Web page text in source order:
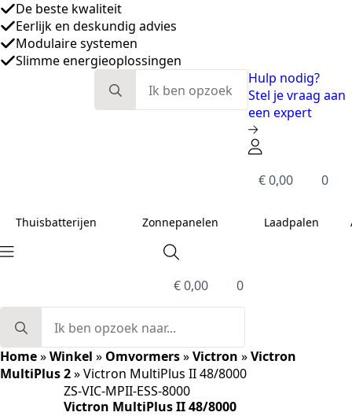
De beste kwaliteit
Eerlijk en deskundig advies
Modulaire systemen
Slimme energieoplossingen
for:
Hulp nodig?
Stel je vraag aan
een expert
€0,00 0
Thuisbatterijen Zonnepanelen Laadpalen
€0,00
0
for:
Home»Winkel » Omvormers»Victron »Victron
MultiPlus 2»Victron MultiPlus II 48/8000
ZS-VIC-MPII-ESS-8000
Victron MultiPlus II 48/8000